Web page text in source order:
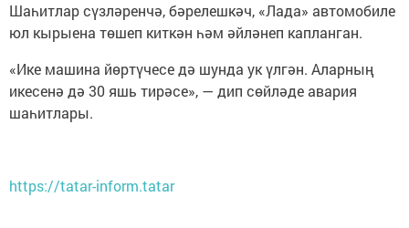
Шаһитлар сүзләренчә, бәрелешкәч, «Лада» автомобиле
юл кырыена төшеп киткән һәм әйләнеп капланган.
«Ике машина йөртүчесе дә шунда ук үлгән. Аларның
икесенә дә 30 яшь тирәсе», — дип сөйләде авария
шаһитлары.
https://tatar-inform.tatar